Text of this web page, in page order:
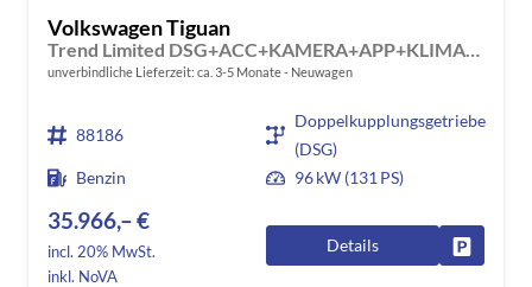
Volkswagen Tiguan
unverbindliche Lieferzeit: ca. 3-5 Monate Neuwagen
88186
Doppelkupplungsgetriebe
(DSG)
Benzin
96 kW (131 PS)
35.966,– €
incl. 20% MwSt.
inkl. NoVA
Details